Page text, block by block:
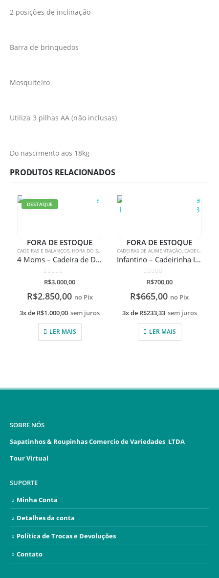
2 posições de inclinação
Barra de brinquedos
Mosquiteiro
Utiliza 3 pilhas AA (não inclusas)
Do nascimento aos 18kg
PRODUTOS RELACIONADOS
DESTAQUE
FORA DE ESTOQUE
CADEIRAS E BALANÇOS, HORA DO SONINHO
4 Moms – Cadeira de Descanso Mamaroo
0de 5
R$3.000,00
R$2.850,00 no Pix
3x de R$1.000,00 sem juros
LER MAIS
FORA DE ESTOQUE
CADEIRAS DE ALIMENTAÇÃO, CADEIRAS E BALANÇOS
Infantino – Cadeirinha Infantil multifuncional 3 em 1
de 5
R$700,00
R$665,00 no Pix
3x de R$233,33 sem juros
LER MAIS
SOBRE NÓS
Sapatinhos & Roupinhas Comercio de Variedades LTDA
Tour Virtual
SUPORTE
Minha Conta
Detalhes da conta
Política de Trocas e Devoluções
Contato